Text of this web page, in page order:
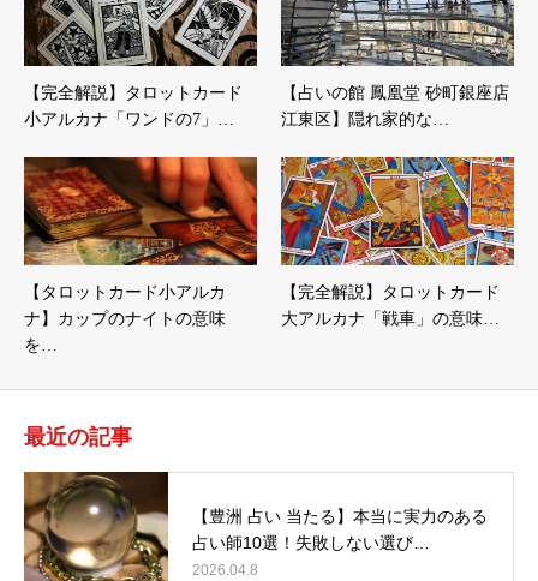
【完全解説】タロットカード
小アルカナ「ワンドの7」…
【占いの館 鳳凰堂 砂町銀座店
江東区】隠れ家的な…
【タロットカード小アルカ
ナ】カップのナイトの意味
を…
【完全解説】タロットカード
大アルカナ「戦車」の意味…
最近の記事
【豊洲 占い 当たる】本当に実力のある
占い師10選！失敗しない選び…
2026.04.8